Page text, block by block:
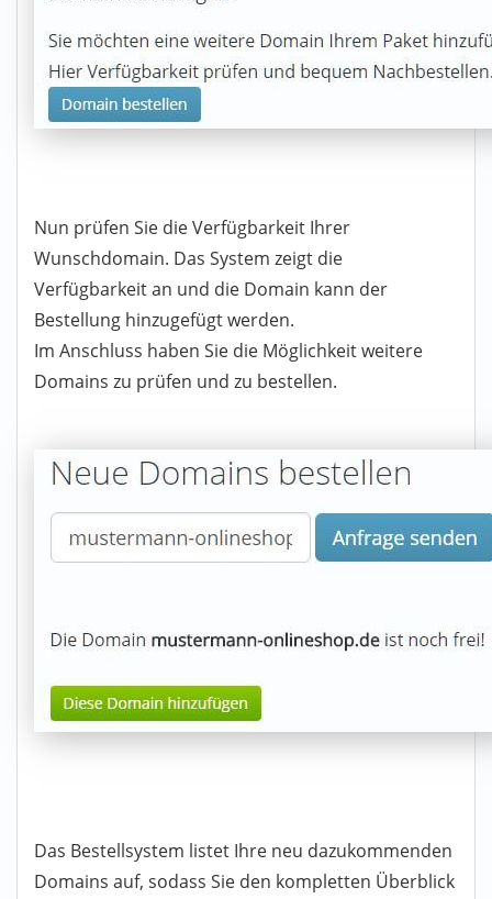
Nun prüfen Sie die Verfügbarkeit Ihrer
Wunschdomain. Das System zeigt die
Verfügbarkeit an und die Domain kann der
Bestellung hinzugefügt werden.
Im Anschluss haben Sie die Möglichkeit weitere
Domains zu prüfen und zu bestellen.
Das Bestellsystem listet Ihre neu dazukommenden
Domains auf, sodass Sie den kompletten Überblick